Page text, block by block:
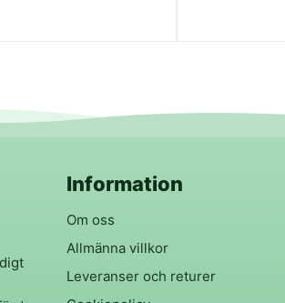
Information
Om oss
Allmänna villkor
Leveranser och returer